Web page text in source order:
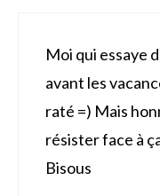
Moi qui essaye
avant les
raté =) Mais
résister face à
Bisous